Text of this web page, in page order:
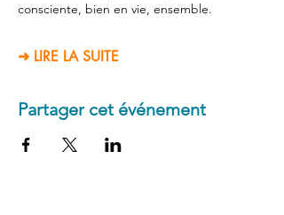
consciente, bien en vie, ensemble.
➜ LIRE LA SUITE
Partager cet événement